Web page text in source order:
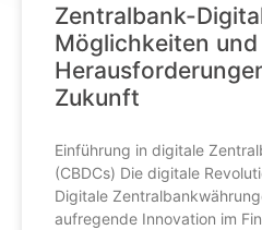
Zentralbank-
Möglichkeiten und
Zukunft
Einführung in digitale
(CBDCs) Die digitale
Digitale
aufregende Innovation im